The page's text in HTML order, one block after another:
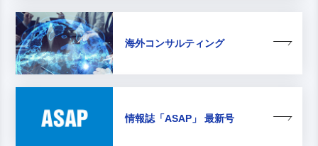
海外コンサルティング
情報誌「ASAP」 最新号